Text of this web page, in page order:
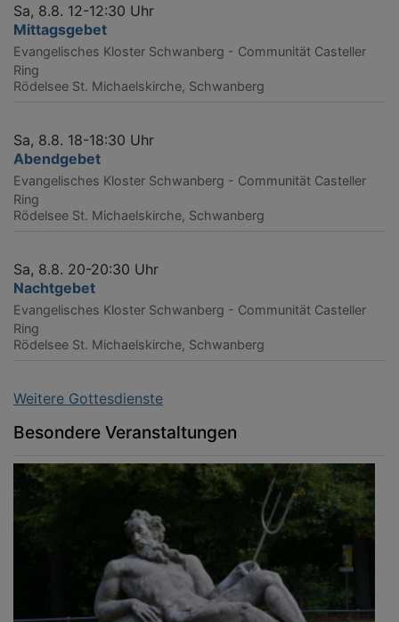
Sa, 8.8. 12-12:30 Uhr
Mittagsgebet
Evangelisches Kloster Schwanberg - Communität Casteller
Ring
Rödelsee St. Michaelskirche, Schwanberg
Sa, 8.8. 18-18:30 Uhr
Abendgebet
Evangelisches Kloster Schwanberg - Communität Casteller
Ring
Rödelsee St. Michaelskirche, Schwanberg
Sa, 8.8. 20-20:30 Uhr
Nachtgebet
Evangelisches Kloster Schwanberg - Communität Casteller
Ring
Rödelsee St. Michaelskirche, Schwanberg
Weitere Gottesdienste
Besondere Veranstaltungen